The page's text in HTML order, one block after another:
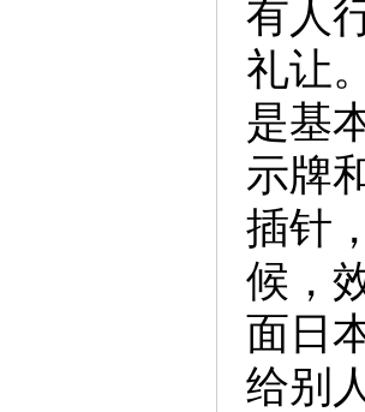
有人
礼让
是基
示牌
插针
候，
面日
给别